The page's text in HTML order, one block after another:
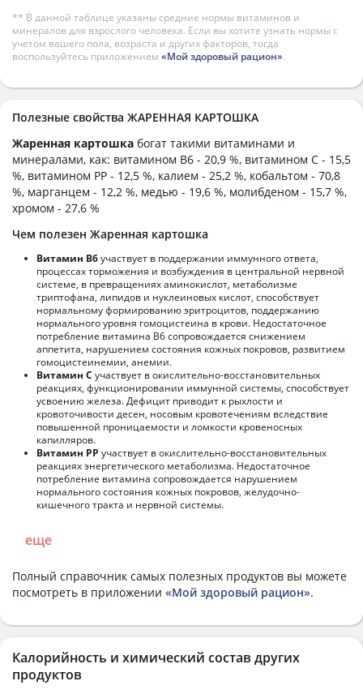
** В данной таблице указаны средние нормы витаминов и
минералов для взрослого человека. Если вы хотите узнать нормы с
учетом вашего пола, возраста и других факторов, тогда
воспользуйтесь приложением «Мой здоровый рацион».
Полезные свойства ЖАРЕННАЯ КАРТОШКА
Жаренная картошка богат такими витаминами и
минералами, как: витамином B6 - 20,9 %, витамином C - 15,5
%, витамином PP - 12,5 %, калием - 25,2 %, кобальтом - 70,8
%, марганцем - 12,2 %, медью - 19,6 %, молибденом - 15,7 %,
хромом - 27,6 %
Чем полезен Жаренная картошка
Витамин В6участвует в поддержании иммунного ответа,
процессах торможения и возбуждения в центральной нервной
системе, в превращениях аминокислот, метаболизме
триптофана, липидов и нуклеиновых кислот, способствует
нормальному формированию эритроцитов, поддержанию
нормального уровня гомоцистеина в крови. Недостаточное
потребление витамина В6 сопровождается снижением
аппетита, нарушением состояния кожных покровов, развитием
гомоцистеинемии, анемии.
Витамин С участвует в окислительно-восстановительных
реакциях, функционировании иммунной системы, способствует
усвоению железа. Дефицит приводит к рыхлости и
кровоточивости десен, носовым кровотечениям вследствие
повышенной проницаемости и ломкости кровеносных
капилляров.
Витамин РР участвует в окислительно-восстановительных
реакциях энергетического метаболизма. Недостаточное
потребление витамина сопровождается нарушением
нормального состояния кожных покровов, желудочно-
кишечного тракта и нервной системы.
еще
Полный справочник самых полезных продуктов вы можете
посмотреть в приложении «Мой здоровый рацион».
Калорийность и химический состав других
продуктов